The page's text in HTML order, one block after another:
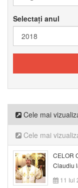
Selectați anul
Cele mai
Cele mai
CELOR
Claudiu
11 Iul